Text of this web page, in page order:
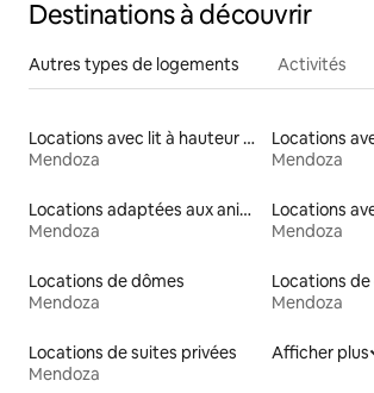
Destinations à découvrir
Autres types de logements Activités
Locations avec lit à hauteur adaptée
Mendoza
Mendoza
Locations adaptées aux animaux
Mendoza
Mendoza
Locations de dômes
Mendoza
Locations
Mendoza
Locations de suites privées
Mendoza
Afficher plus